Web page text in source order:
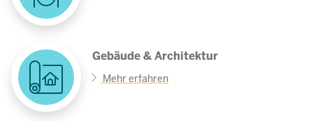
Gebäude & Architektur
Mehr erfahren